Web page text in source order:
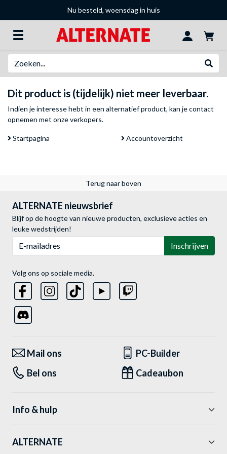
Nu besteld, woensdag in huis
Dit product is (tijdelijk) niet meer leverbaar.
Indien je interesse hebt in een alternatief product, kan jecontact
opnemen met onze verkopers.
Startpagina Accountoverzicht
Terug naar boven
ALTERNATE nieuwsbrief
Blijf op de hoogte van nieuwe producten, exclusieve acties en
leuke wedstrijden!
Inschrijven
Volg ons op sociale media.
Mail ons
PC-Builder
Bel ons
Cadeaubon
Info & hulp
ALTERNATE